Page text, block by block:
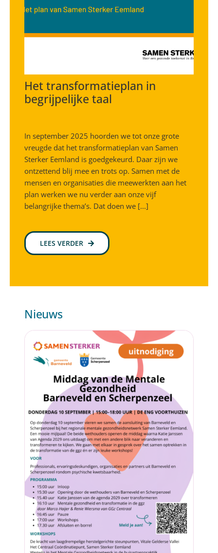
Het transformatieplan in
begrijpelijke taal
In september 2025 hoorden we tot onze grote
vreugde dat het transformatieplan van Samen
Sterker Eemland is goedgekeurd. Daar zijn we
ontzettend blij mee en trots op. Samen met de
mensen en organisaties die meewerkten aan het
plan werken we nu verder aan onze vijf
belangrijke thema’s. Dat doen we [...]
LEES VERDER
Nieuws